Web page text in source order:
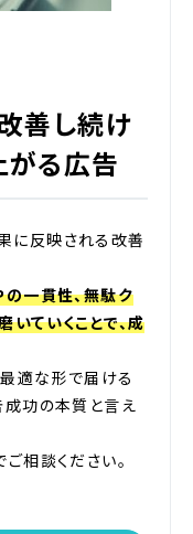
善し続け
がる広告
に反映される改善
一貫性、無駄ク
ていくことで、成
な形で届ける――
成功の本質と言え
相談ください。